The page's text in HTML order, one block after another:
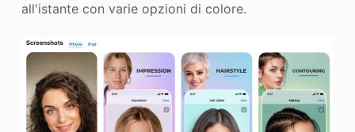
all'istante con varie opzioni di colore.